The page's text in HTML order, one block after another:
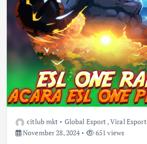
citlub mkt Global Esport ,Viral Esport
November 28, 2024
651 views